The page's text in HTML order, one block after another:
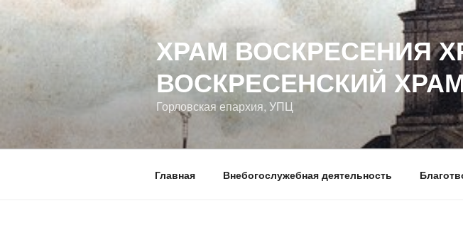
содержимому
ХРАМ ВОСКРЕСЕНИЯ
ВОСКРЕСЕНСКИЙ
Горловская епархия, УПЦ
Главная Внебогослужебная деятельность